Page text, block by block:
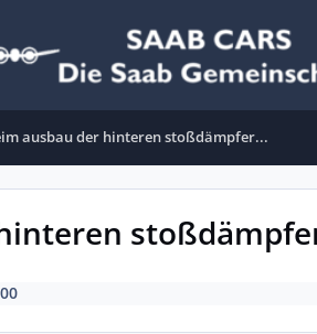
ausbau der hinteren stoßdämpfer...